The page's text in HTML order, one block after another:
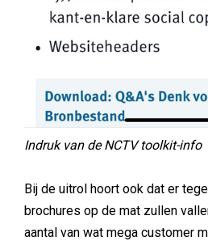
Indruk van de NCTV toolkit-info
Bij de uitrol hoort ook dat er
brochures op de mat zullen
aantal van wat mega customer